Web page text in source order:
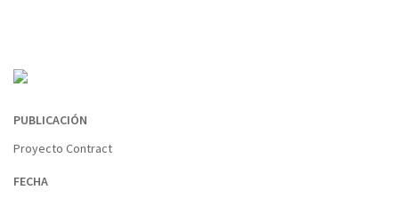
PUBLICACIÓN
Proyecto Contract
FECHA